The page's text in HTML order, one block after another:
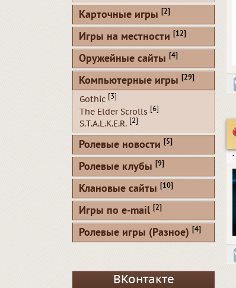
▪
Карточные игры [2]
Игры на местности [12]
Оружейные сайты [4]
Компьютерные игры [29]
Gothic [3]
The Elder Scrolls [6]
S.T.A.L.K.E.R. [2]
Ролевые новости [5]
Ролевые клубы [9]
Клановые сайты [10]
Игры по e-mail [2]
Ролевые игры (Разное) [4]
ВКонтакте